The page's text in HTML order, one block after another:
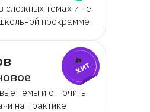
сложных темах и не
прокрамме
темы и отточить
на практике
🔥
хит